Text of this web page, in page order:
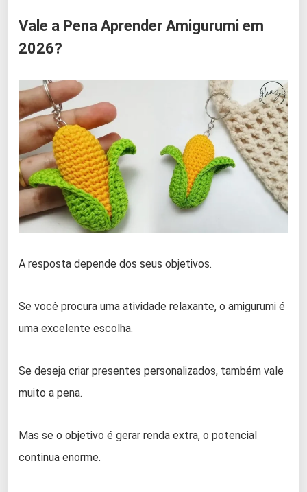
Vale a Pena Aprender Amigurumi em
2026?
A resposta depende dos seus objetivos.
Se você procura uma atividade relaxante, o amigurumi é
uma excelente escolha.
Se deseja criar presentes personalizados, também vale
muito a pena.
Mas se o objetivo é gerar renda extra, o potencial
continua enorme.